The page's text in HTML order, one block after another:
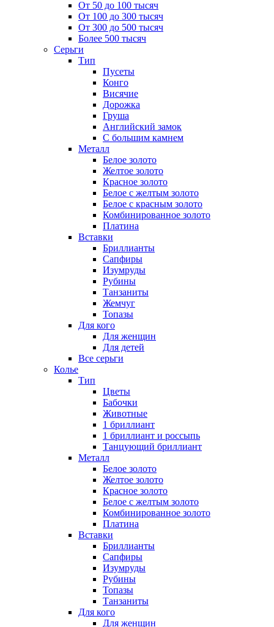
От 50 до 100 тысяч
От 100 до 300 тысяч
От 300 до 500 тысяч
Более 500 тысяч
Серьги
Тип
Пусеты
Конго
Висячие
Дорожка
Груша
Английский замок
С большим камнем
Металл
Белое золото
Желтое золото
Красное золото
Белое с желтым золото
Белое с красным золото
Комбинированное золото
Платина
Вставки
Бриллианты
Сапфиры
Изумруды
Рубины
Танзаниты
Жемчуг
Топазы
Для кого
Для женщин
Для детей
Все серьги
Колье
Тип
Цветы
Бабочки
Животные
1 бриллиант
1 бриллиант и россыпь
Танцующий бриллиант
Металл
Белое золото
Желтое золото
Красное золото
Белое с желтым золото
Комбинированное золото
Платина
Вставки
Бриллианты
Сапфиры
Изумруды
Рубины
Топазы
Танзаниты
Для кого
Для женщин